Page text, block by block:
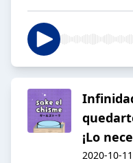
¡Lo
2020-10-11